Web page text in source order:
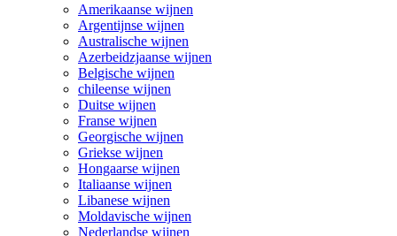
Amerikaanse wijnen
Argentijnse wijnen
Australische wijnen
Azerbeidzjaanse wijnen
Belgische wijnen
chileense wijnen
Duitse wijnen
Franse wijnen
Georgische wijnen
Griekse wijnen
Hongaarse wijnen
Italiaanse wijnen
Libanese wijnen
Moldavische wijnen
Nederlandse wijnen